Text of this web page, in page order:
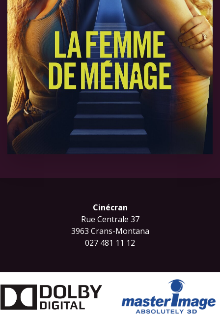
Cinécran
Rue Centrale 37
3963 Crans-Montana
027 481 11 12